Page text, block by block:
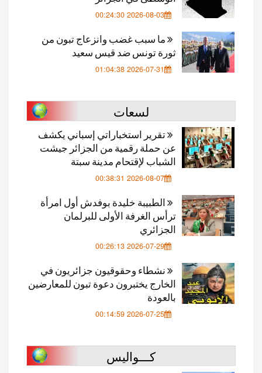
2026-08-03 00:24:30
ما سبب غضب وانزعاج تبون من
ثورة تونس ضد قيس سعيد
2026-07-31 01:04:38
لسعات
تقرير استخباراتي إسباني يكشف
عن حملة رقمية من الجزائر جيشت
الشباب لإقتحام مدينة سبتة
2026-08-07 00:38:31
الطبيبة خليدة بوفدش أول امرأة
ترأس الغرفة الأولى للبرلمان
الجزائري
2026-07-29 00:26:13
نشطاء وحقوقيون جزائريون في
الخارج يختبرون دعوة تبون للمعارضين
بالعودة
2026-07-25 00:14:59
كـــواليس